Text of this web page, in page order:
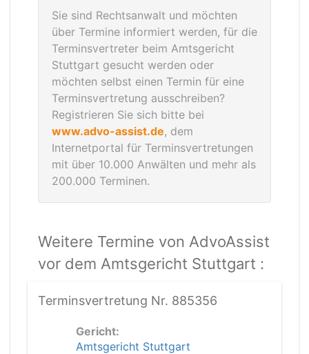
Sie sind Rechtsanwalt und möchten
über Termine informiert werden, für die
Terminsvertreter beim Amtsgericht
Stuttgart gesucht werden oder
möchten selbst einen Termin für eine
Terminsvertretung ausschreiben?
Registrieren Sie sich bitte bei
www.advo-assist.de, dem
Internetportal für Terminsvertretungen
mit über 10.000 Anwälten und mehr als
200.000 Terminen.
Weitere Termine von AdvoAssist
vor dem Amtsgericht Stuttgart :
Terminsvertretung Nr. 885356
Gericht:
Amtsgericht Stuttgart